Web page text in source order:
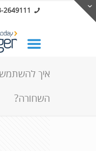
2649111
איך
השחורה?